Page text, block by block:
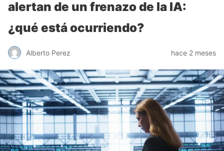
alertan de un frenazo de la IA:
¿qué está ocurriendo?
Alberto Perez hace 2 meses